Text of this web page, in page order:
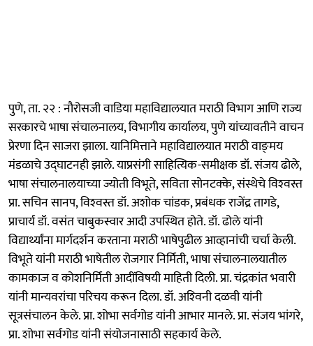
पुणे, ता. २२ : नौरोसजी वाडिया महाविद्यालयात मराठी विभाग आणि राज्य
सरकारचे भाषा संचालनालय, विभागीय कार्यालय, पुणे यांच्यावतीने वाचन
प्रेरणा दिन साजरा झाला. यानिमित्ताने महाविद्यालयात मराठी वाङ्‍मय
मंडळाचे उद्‍घाटनही झाले. याप्रसंगी साहित्यिक-समीक्षक डॉ. संजय ढोले,
भाषा संचालनालयाच्या ज्योती विभूते, सविता सोनटक्के, संस्थेचे विश्‍वस्त
प्रा. सचिन सानप, विश्‍वस्त डॉ. अशोक चांडक, प्रबंधक राजेंद्र तागडे,
प्राचार्य डॉ. वसंत चाबुकस्वार आदी उपस्थित होते. डॉ. ढोले यांनी
विद्यार्थ्यांना मार्गदर्शन करताना मराठी भाषेपुढील आव्हानांची चर्चा केली.
विभूते यांनी मराठी भाषेतील रोजगार निर्मिती, भाषा संचालनालयातील
कामकाज व कोशनिर्मिती आदींविषयी माहिती दिली. प्रा. चंद्रकांत भवारी
यांनी मान्यवरांचा परिचय करून दिला. डॉ. अश्‍विनी दळवी यांनी
सूत्रसंचालन केले. प्रा. शोभा सर्वगोड यांनी आभार मानले. प्रा. संजय भांगरे,
प्रा. शोभा सर्वगोड यांनी संयोजनासाठी सहकार्य केले.